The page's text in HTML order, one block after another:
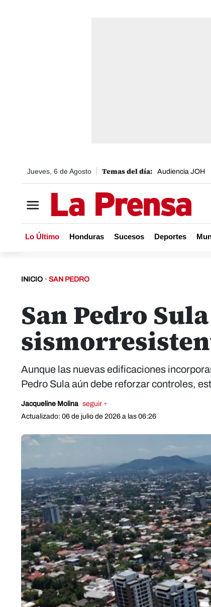
Jueves, 6 de Agosto Audiencia JOH
Lo Último Honduras Sucesos Deportes
INICIO · SAN PEDRO
San Pedro
Aunque las nuevas edificaciones
Pedro Sula aún debe reforzar controles,
Jacqueline Molina seguir +
Actualizado: 06 de julio de 2026 a las 06:26